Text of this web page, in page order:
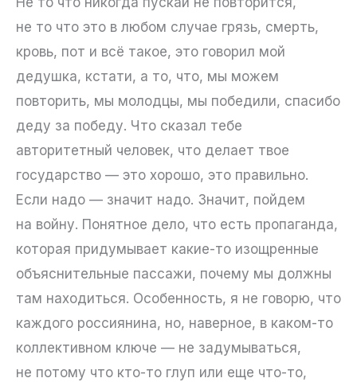
не то что это в любом случае грязь, смерть,
кровь, пот и всё такое, это говорил мой
дедушка, кстати, а то, что, мы можем
повторить, мы молодцы, мы победили, спасибо
деду за победу. Что сказал тебе
авторитетный человек, что делает твое
государство — это хорошо, это правильно.
Если надо — значит надо. Значит, пойдем
на войну. Понятное дело, что есть пропаганда,
которая придумывает какие-то изощренные
объяснительные пассажи, почему мы должны
там находиться. Особенность, я не говорю, что
каждого россиянина, но, наверное, в каком-то
коллективном ключе — не задумываться,
не потому что кто-то глуп или еще что-то,